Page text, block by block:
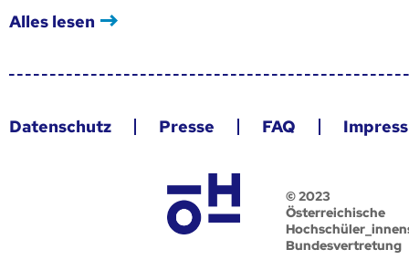
Alles lesen
Datenschutz Presse FAQ
© 2023
Österreichische
Bundesvertretung